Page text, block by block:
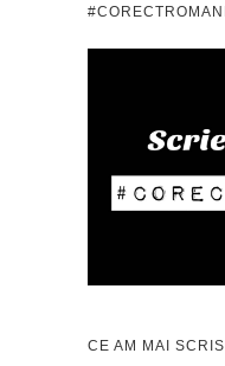
CE AM MAI